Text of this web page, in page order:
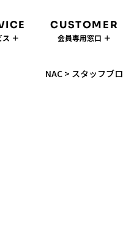
ス ＋
CUSTOMER
会員専用窓口 ＋
NAC > スタッフブ